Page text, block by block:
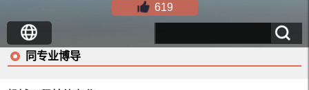
619
同专业博导